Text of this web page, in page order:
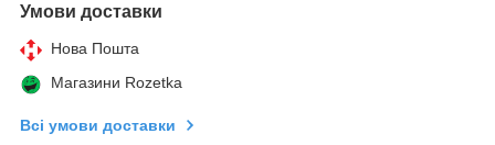
Умови доставки
Нова Пошта
Магазини Rozetka
Всі умови доставки